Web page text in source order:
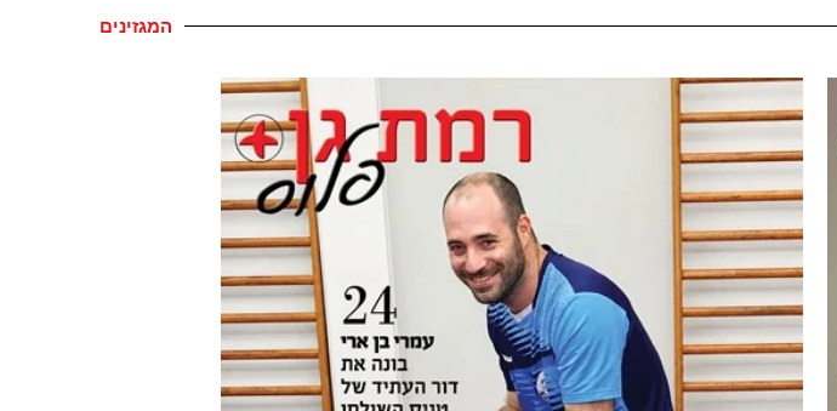
המגזינים